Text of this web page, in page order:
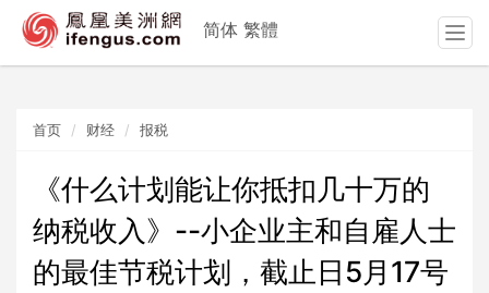
首页 财经 报税
《什么计划能让你抵扣几十万的
纳税收入》--小企业主和自雇人士
的最佳节税计划，截止日5月17号
简体 繁體
T
o
v
g